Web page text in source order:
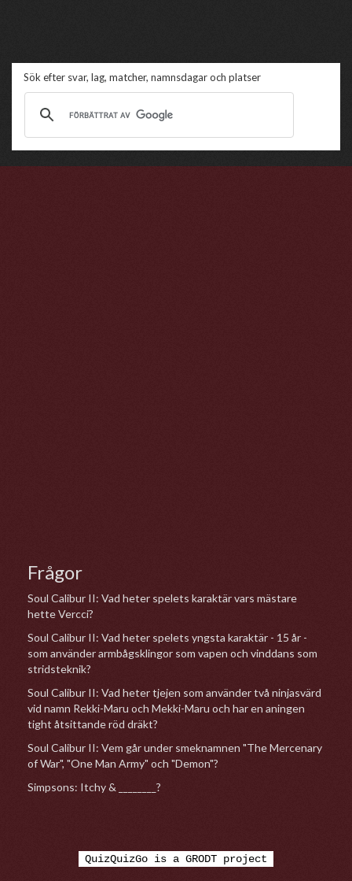
Sök efter svar, lag, matcher, namnsdagar och platser
Frågor
Soul Calibur II: Vad heter spelets karaktär vars mästare
hette Vercci?
Soul Calibur II: Vad heter spelets yngsta karaktär - 15 år -
som använder armbågsklingor som vapen och vinddans som
stridsteknik?
Soul Calibur II: Vad heter tjejen som använder två ninjasvärd
vid namn Rekki-Maru och Mekki-Maru och har en aningen
tight åtsittande röd dräkt?
Soul Calibur II: Vem går under smeknamnen "The Mercenary
of War", "One Man Army" och "Demon"?
Simpsons: Itchy & ________?
QuizQuizGo is a GRODT project